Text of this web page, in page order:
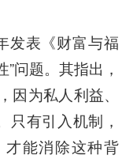
发表《财富与福
问题。其指出，
因为私人利益、
只有引入机制，
能消除这种背